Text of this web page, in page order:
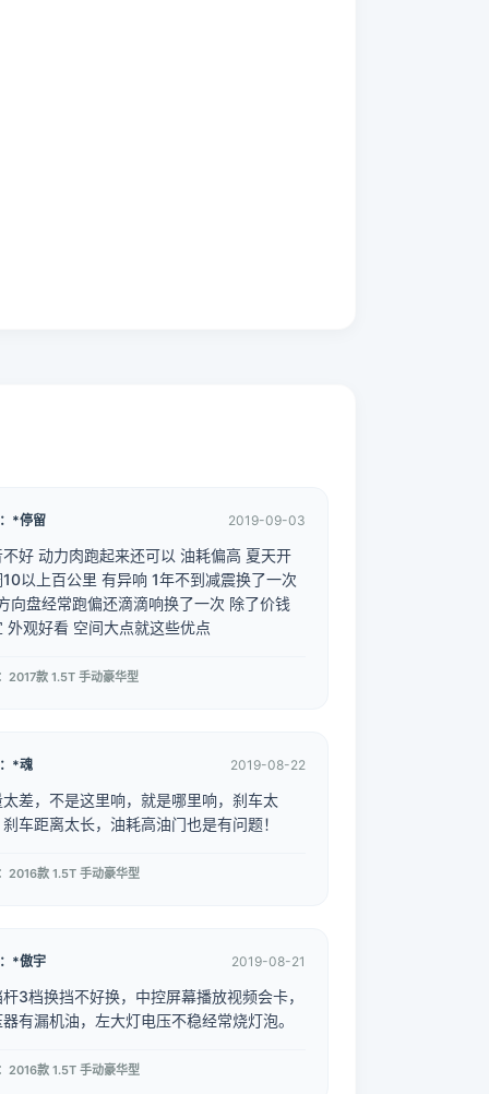
*停留 2019-09-03
动力肉跑起来还可以 油耗偏高 夏天开
10以上百公里 有异响 1年不到减震换了一次
向盘经常跑偏还滴滴响换了一次 除了价钱
外观好看 空间大点就这些优点
2017款 1.5T 手动豪华型
*魂 2019-08-22
太差，不是这里响，就是哪里响，刹车太
车距离太长，油耗高油门也是有问题！
2016款 1.5T 手动豪华型
*傲宇 2019-08-21
3档换挡不好换，中控屏幕播放视频会卡，
有漏机油，左大灯电压不稳经常烧灯泡。
2016款 1.5T 手动豪华型